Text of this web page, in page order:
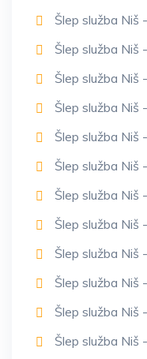
Šlep služba Niš
Šlep služba Niš
Šlep služba Niš
Šlep služba Niš
Šlep služba Niš
Šlep služba Niš
Šlep služba Niš
Šlep služba Niš
Šlep služba Niš
Šlep služba Niš
Šlep služba Niš
Šlep služba Niš